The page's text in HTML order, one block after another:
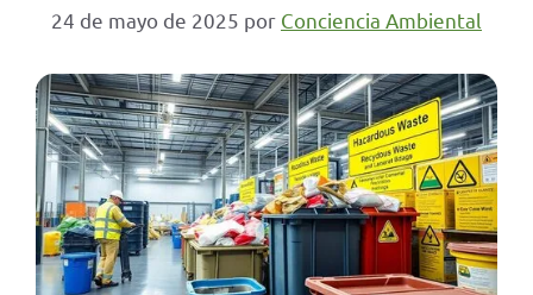
24 de mayo de 2025 por Conciencia Ambiental